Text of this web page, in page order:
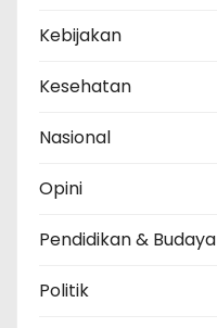
Kebijakan
Kesehatan
Nasional
Opini
Pendidikan & Budaya
Politik